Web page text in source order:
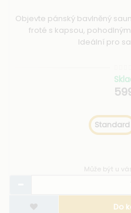
Objevte pánský bavlněný
froté s kapsou,
Ideální pro
Standard
Může být u
Do